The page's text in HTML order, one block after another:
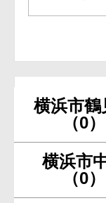
横浜市鶴
（0）
横浜市
（0）